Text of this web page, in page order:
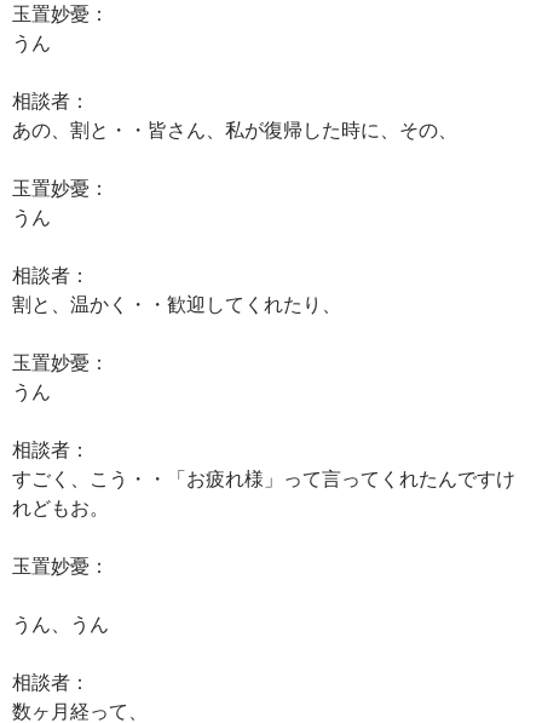
玉置妙憂：
うん
相談者：
あの、割と・・皆さん、私が復帰した時に、その、
玉置妙憂：
うん
相談者：
割と、温かく・・歓迎してくれたり、
玉置妙憂：
うん
相談者：
すごく、こう・・「お疲れ様」って言ってくれたんですけ
れどもお。
玉置妙憂：
うん、うん
相談者：
数ヶ月経って、